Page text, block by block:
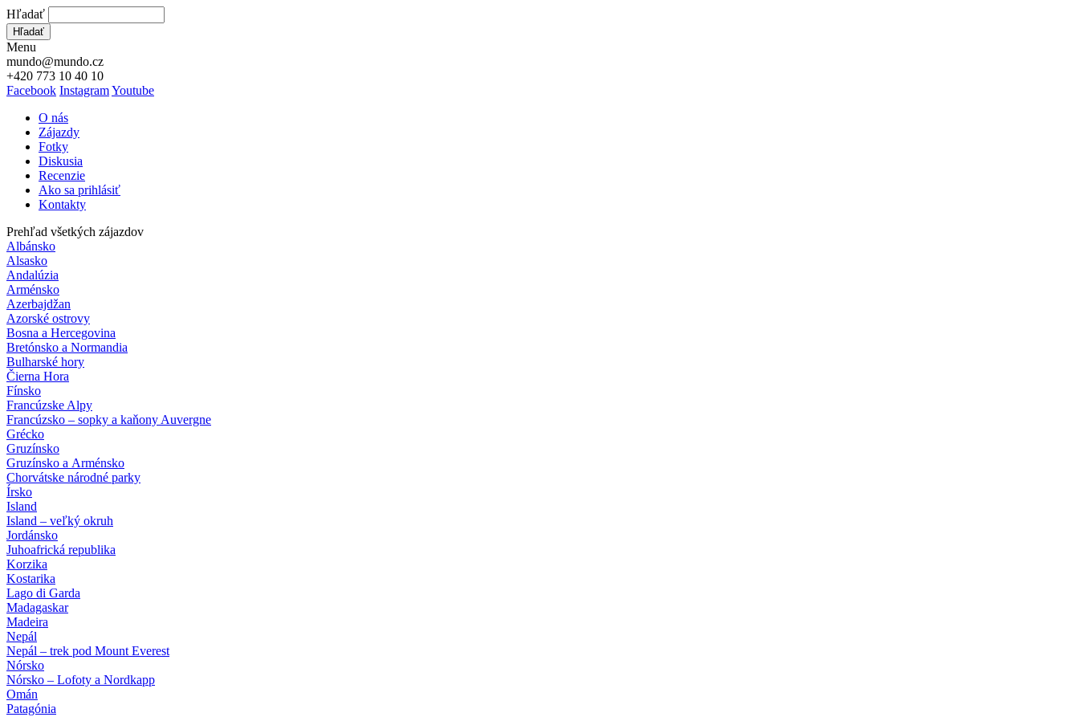
Hľadať
Hľadať
Menu
mundo@mundo.cz
+420 773 10 40 10
Facebook InstagramYoutube
O nás
Zájazdy
Fotky
Diskusia
Recenzie
Ako sa prihlásiť
Kontakty
Prehľad všetkých zájazdov
Albánsko
Alsasko
Andalúzia
Arménsko
Azerbajdžan
Azorské ostrovy
Bosna a Hercegovina
Bretónsko a Normandia
Bulharské hory
Čierna Hora
Fínsko
Francúzske Alpy
Francúzsko – sopky a kaňony Auvergne
Grécko
Gruzínsko
Gruzínsko a Arménsko
Chorvátske národné parky
Írsko
Island
Island – veľký okruh
Jordánsko
Juhoafrická republika
Korzika
Kostarika
Lago di Garda
Madagaskar
Madeira
Nepál
Nepál – trek pod Mount Everest
Nórsko
Nórsko – Lofoty a Nordkapp
Omán
Patagónia